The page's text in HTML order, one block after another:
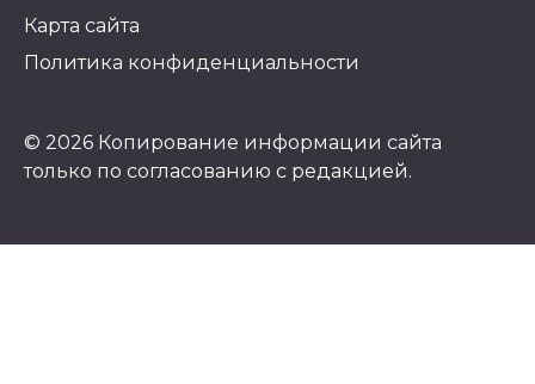
Карта сайта
Политика конфиденциальности
© 2026 Копирование информации сайта
только по согласованию с редакцией.